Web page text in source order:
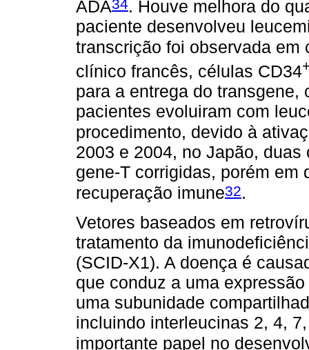
ADA34. Houve melhora do
paciente desenvolveu
transcrição foi observada em
clínico francês, células CD34
para a entrega do
pacientes evoluiram com
procedimento, devido à
2003 e 2004, no Japão,
gene-T corrigidas, porém em
recuperação imune32.
Vetores baseados em
tratamento da
(SCID-X1). A doença é
que conduz a uma
uma subunidade
incluindo interleucinas 2, 4,
importante papel no